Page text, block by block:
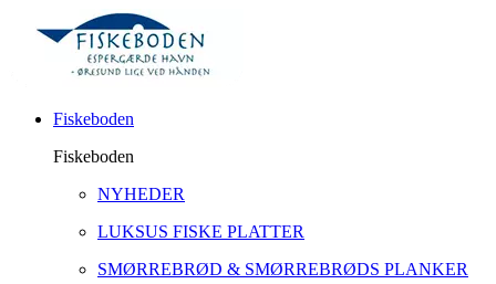
Fiskeboden
Fiskeboden
NYHEDER
LUKSUS FISKE PLATTER
SMØRREBRØD & SMØRREBRØDS PLANKER